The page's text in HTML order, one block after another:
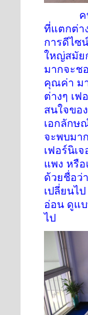
คนใน
ที่แตกต่า
การดีไซ
ใหญ่สมัย
มากจะช
คุณค่า ม
ต่างๆ เฟ
สนใจขอ
เอกลักษ
จะพบมา
เฟอร์นิเ
แพง หรื
ด้วยชื่อว่
เปลี่ยนไ
อ่อน ดูแ
ไป